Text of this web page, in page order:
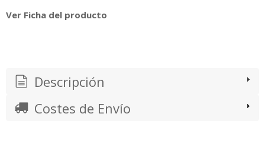
Ver Ficha del producto
Descripción
Costes de Envío